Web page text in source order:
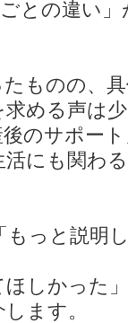
との違い
ものの、
める声は
のサポー
にも関わ
っと説明
ほしかった
ます。